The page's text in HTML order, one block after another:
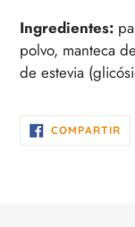
Ingredientes:
polvo, manteca
de estevia
COMPARTIR
EN